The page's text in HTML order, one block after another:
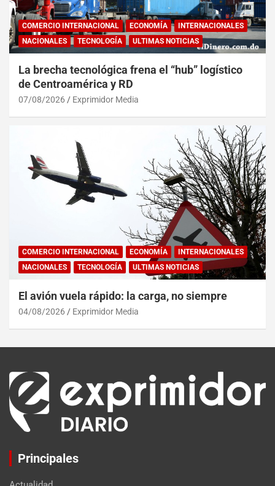
COMERCIO INTERNACIONAL ECONOMÍA
INTERNACIONALES
NACIONALES
TECNOLOGÍA ULTIMAS NOTICIAS
La brecha tecnológica frena el “hub” logístico
de Centroamérica y RD
07/08/2026 Exprimidor Media
COMERCIO INTERNACIONAL ECONOMÍA
INTERNACIONALES
NACIONALES
TECNOLOGÍA ULTIMAS NOTICIAS
El avión vuela rápido: la carga, no siempre
04/08/2026 Exprimidor Media
Principales